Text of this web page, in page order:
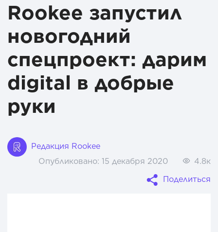
Rookee запустил
новогодний
спецпроект: дарим
digital в добрые
руки
Редакция Rookee
Опубликовано: 15 декабря 2020
4.8к
Поделиться